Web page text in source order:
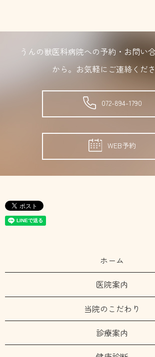
うんの獣医科病院への予約・お問い
から。 お気軽にご連絡くださ
072-894-1790
WEB予約
ホーム
医院案内
当院のこだわり
診療案内